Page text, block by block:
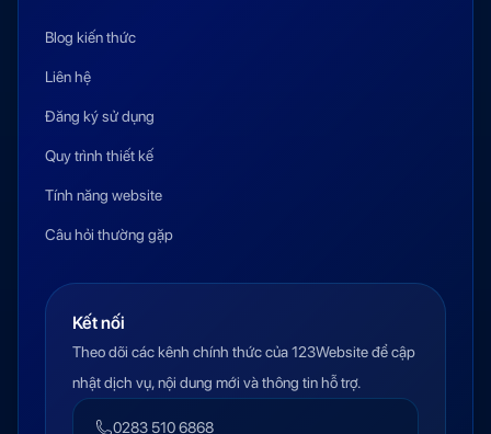
Blog kiến thức
Liên hệ
Đăng ký sử dụng
Quy trình thiết kế
Tính năng website
Câu hỏi thường gặp
Kết nối
Theo dõi các kênh chính thức của 123Website để cập
nhật dịch vụ, nội dung mới và thông tin hỗ trợ.
0283 510 6868